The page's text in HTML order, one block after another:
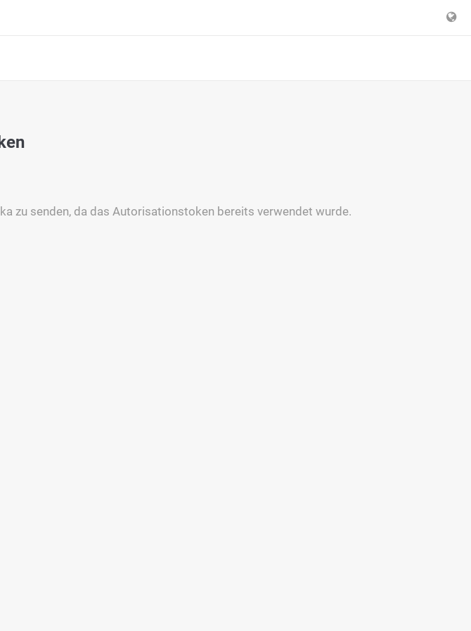
zu senden, da das Autorisationstoken bereits verwendet wurde.